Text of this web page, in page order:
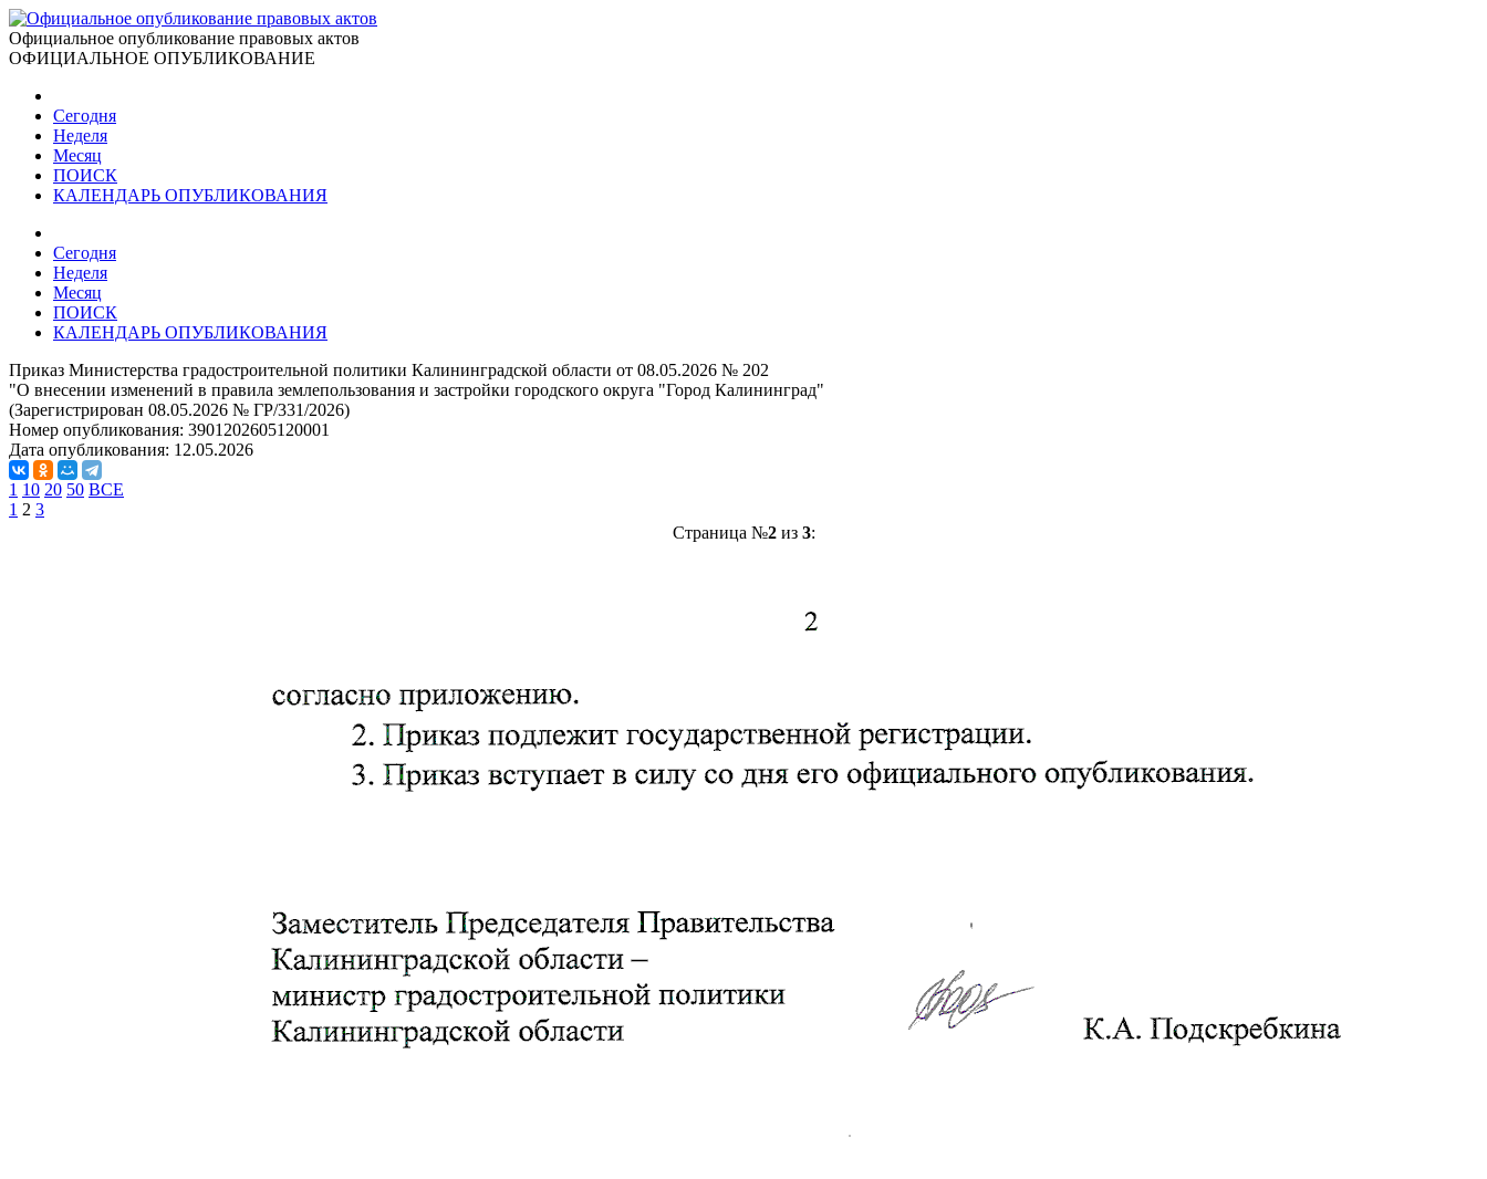
Официальное опубликование правовых актов
ОФИЦИАЛЬНОЕ ОПУБЛИКОВАНИЕ
Сегодня
Неделя
Месяц
ПОИСК
КАЛЕНДАРЬ ОПУБЛИКОВАНИЯ
Сегодня
Неделя
Месяц
ПОИСК
КАЛЕНДАРЬ ОПУБЛИКОВАНИЯ
Приказ Министерства градостроительной политики Калининградской области от 08.05.2026 № 202
"О внесении изменений в правила землепользования и застройки городского округа "Город Калининград"
(Зарегистрирован 08.05.2026 № ГР/331/2026)
Номер опубликования: 3901202605120001
Дата опубликования: 12.05.2026
1 10 20 50 ВСЕ
1 2 3
Страница №2из 3: